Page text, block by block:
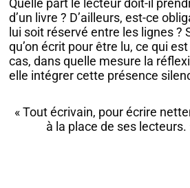
Quelle part le lecteur doit-il
d’un livre ? D’ailleurs, est-ce
lui soit réservé entre les lignes ?
qu’on écrit pour être lu, ce qui
cas, dans quelle mesure la
elle intégrer cette présence
« Tout écrivain, pour écrire
à la place de ses lecteurs.